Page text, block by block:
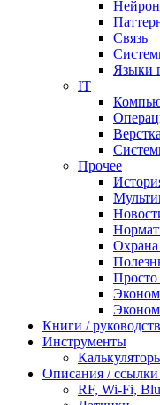
Связь
Языки
IT
Верстка
Прочее
Охрана
Просто
Книги /
Инструменты
Описания /
RF, Wi-Fi,